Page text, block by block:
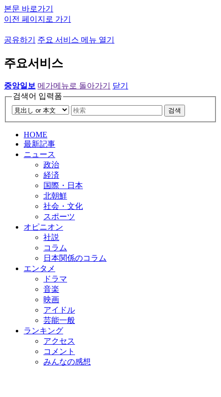
본문 바로가기
이전 페이지로 가기
공유하기 주요 서비스 메뉴 열기
주요서비스
중앙일보 메가메뉴로 돌아가기
닫기
검색어 입력폼
검색
HOME
最新記事
ニュース
政治
経済
国際・日本
北朝鮮
社会・文化
スポーツ
オピニオン
社説
コラム
日本関係のコラム
エンタメ
ドラマ
音楽
映画
アイドル
芸能一般
ランキング
アクセス
コメント
みんなの感想